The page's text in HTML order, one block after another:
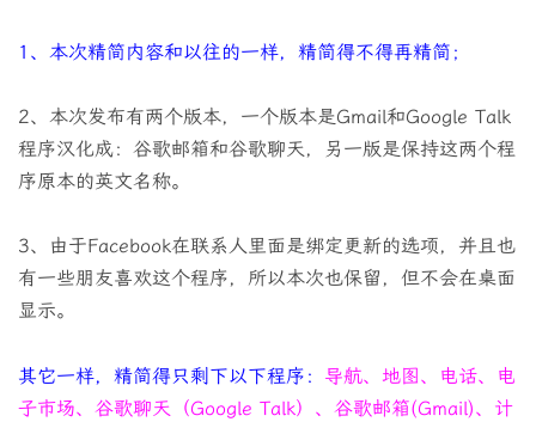
1、本次精简内容和以往的一样，精简得不得再精简；
2、本次发布有两个版本，一个版本是Gmail和Google Talk
程序汉化成：谷歌邮箱和谷歌聊天，另一版是保持这两个程
序原本的英文名称。
3、由于Facebook在联系人里面是绑定更新的选项，并且也
有一些朋友喜欢这个程序，所以本次也保留，但不会在桌面
显示。
其它一样，精简得只剩下以下程序： 导航、地图、电话、电
子市场、谷歌聊天（Google Talk）、谷歌邮箱(Gmail)、计